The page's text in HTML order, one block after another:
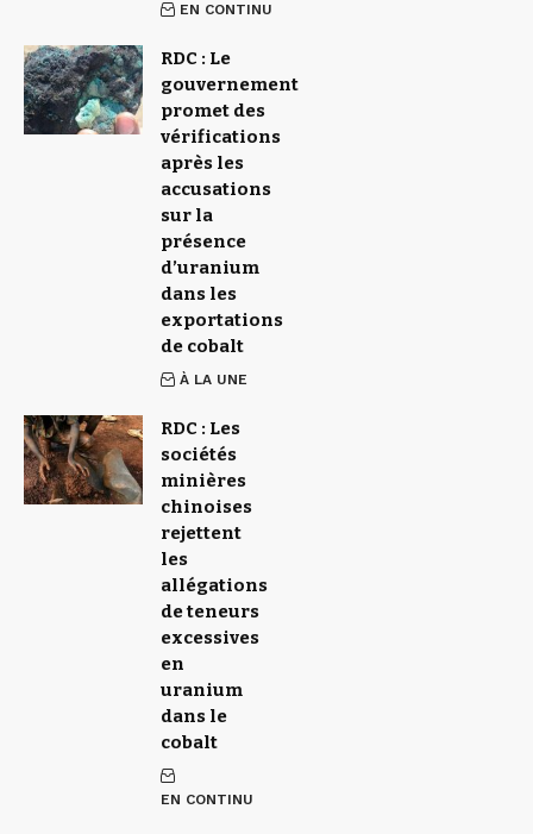
EN CONTINU
RDC : Le
gouvernement
promet des
vérifications
après les
accusations
sur la
présence
d’uranium
dans les
exportations
de cobalt
À LA UNE
RDC : Les
sociétés
minières
chinoises
rejettent
les
allégations
de teneurs
excessives
en
uranium
dans le
cobalt
EN CONTINU